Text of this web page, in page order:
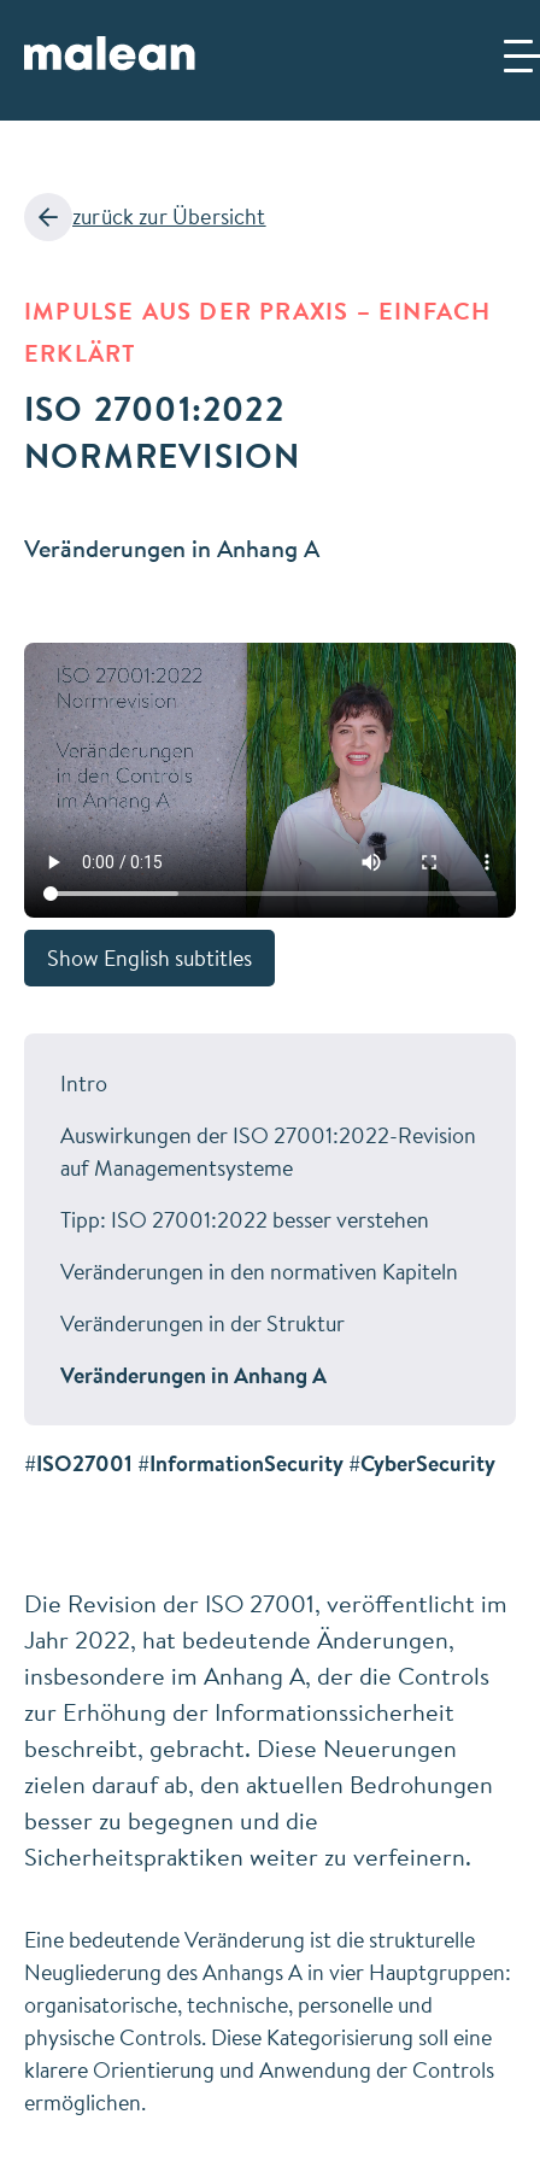
INHALT
NAVIGATION
zurück zur Übersicht
Veränderungen in Anhang A
ISO 27001:2022
NORMREVISION
IMPULSE AUS DER PRAXIS – EINFACH
ERKLÄRT
Show English subtitles
Intro
Auswirkungen der ISO 27001:2022-Revision
auf Managementsysteme
Tipp: ISO 27001:2022 besser verstehen
Veränderungen in den normativen Kapiteln
Veränderungen in der Struktur
Veränderungen in Anhang A
#ISO27001 #InformationSecurity #CyberSecurity
Die Revision der ISO 27001, veröffentlicht im
Jahr 2022, hat bedeutende Änderungen,
insbesondere im Anhang A, der die Controls
zur Erhöhung der Informationssicherheit
beschreibt, gebracht. Diese Neuerungen
zielen darauf ab, den aktuellen Bedrohungen
besser zu begegnen und die
Sicherheitspraktiken weiter zu verfeinern.
Eine bedeutende Veränderung ist die strukturelle
Neugliederung des Anhangs A in vier Hauptgruppen:
organisatorische, technische, personelle und
physische Controls. Diese Kategorisierung soll eine
klarere Orientierung und Anwendung der Controls
ermöglichen.